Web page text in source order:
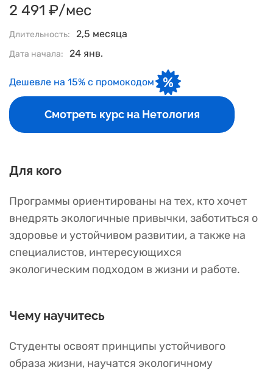
2 491 ₽/мес
Длительность: 2,5 месяца
Дата начала: 24 янв.
Дешевле на 15% с промокодом
Смотреть курс на Нетология
Для кого
Программы ориентированы на тех, кто хочет
внедрять экологичные привычки, заботиться о
здоровье и устойчивом развитии, а также на
специалистов, интересующихся
экологическим подходом в жизни и работе.
Чему научитесь
Студенты освоят принципы устойчивого
образа жизни, научатся экологичному